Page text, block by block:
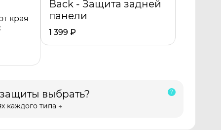
края
Back - Защита задней
панели
1 399 ₽
выбрать?
каждого типа →